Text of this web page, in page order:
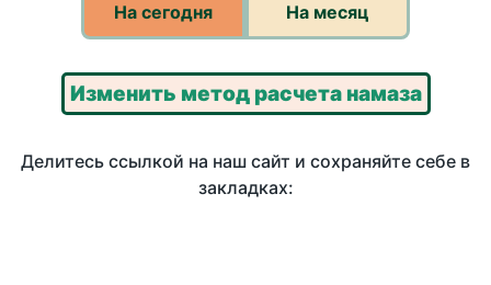
На сегодня На месяц
Изменить метод расчета намаза
Делитесь ссылкой на наш сайт и сохраняйте себе в
закладках: